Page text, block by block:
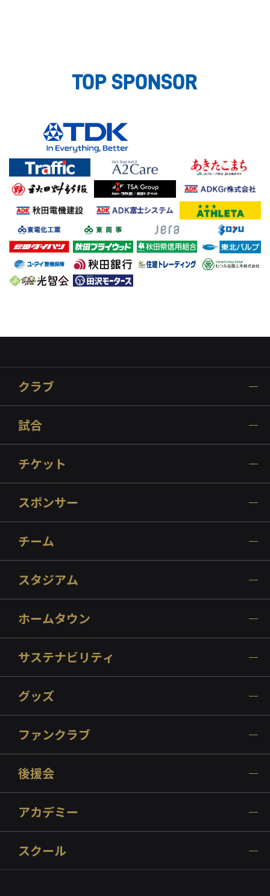
TOP SPONSOR
クラブ
試合
チケット
スポンサー
チーム
スタジアム
ホームタウン
サステナビリティ
グッズ
ファンクラブ
後援会
アカデミー
スクール